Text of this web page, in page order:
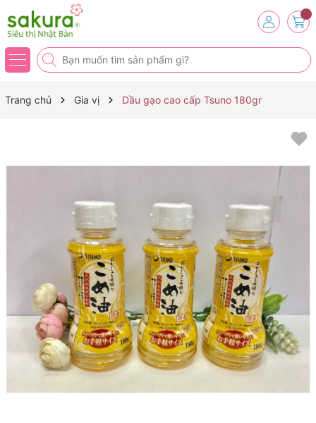
Trang chủ Gia vị Dầu gạo cao cấp Tsuno 180gr